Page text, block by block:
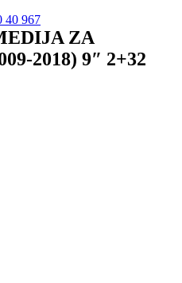
40 967
ZA
2018) 9″ 2+32